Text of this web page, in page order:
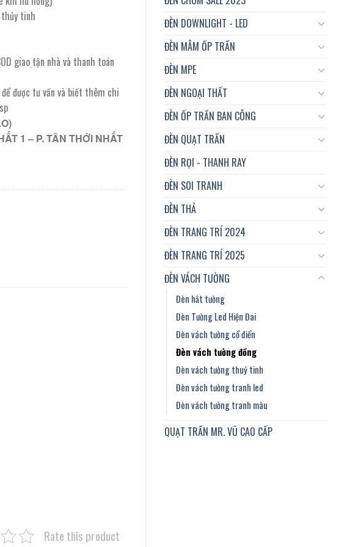
ĐÈN DOWNLIGHT - LED
ĐÈN MÂM ỐP TRẦN
ĐÈN MPE
ĐÈN NGOẠI THẤT
ĐÈN ỐP TRẦN BAN CÔNG
ĐÈN QUẠT TRẦN
ĐÈN RỌI - THANH RAY
ĐÈN SOI TRANH
ĐÈN THẢ
ĐÈN TRANG TRÍ 2024
ĐÈN TRANG TRÍ 2025
ĐÈN VÁCH TƯỜNG
Đèn hắt tường
Đèn Tường Led Hiện Đai
Đèn vách tường cổ điển
Đèn vách tường đồng
Đèn vách tường thuỷ tinh
Đèn vách tường tranh led
Đèn vách tường tranh màu
QUẠT TRẦN MR. VŨ CAO CẤP
₫.
tinh
giao tận nhà và thanh toán
được tư vấn và biết thêm chi
1 – P. TÂN THỚI NHẤT
Rate this product